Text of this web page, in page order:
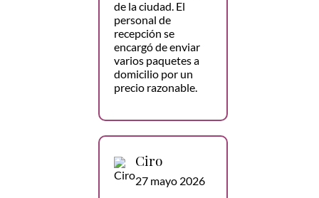
de la ciudad. El
personal de
recepción se
encargó de enviar
varios paquetes a
domicilio por un
precio razonable.
Ciro
27 mayo 2026